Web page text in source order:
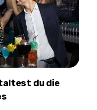
du die